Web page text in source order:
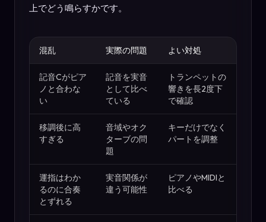
上でどう鳴らすかです。
混乱 実際の問題 よい対処
記音Cがピア
ノと合わな
い
記音を実音
として比べ
ている
トランペットの
響きを長2度下
で確認
移調後に高
すぎる
音域やオク
ターブの問
題
キーだけでなく
パートを調整
運指はわか
るのに合奏
とずれる
実音関係が
違う可能性
ピアノやMIDIと
比べる